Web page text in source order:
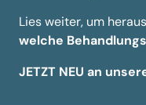
Lies weiter, um
welche
JETZT NEU an